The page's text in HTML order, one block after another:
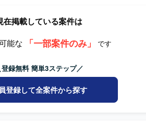
。 【開発環境】 Javaおよび
サービス開発を中心とした環境となります。
データベースを活用し、Gitでソースコード管
す。
と品質向上に貢献していただきます。 【求
案を主体的に行える方、関係者と円滑にコミ
がら開発を推進できる方を求めております。
力だけでなく要件定義力や不具合対応力な
力を高めることができます。案件の中心的な
進めていただけます。 【開発環境】
語およびSpringBootを用いたアプリケーショ
在掲載している案件は
能な
「一部案件のみ」 です
登録無料 簡単3ステップ／
登録して全案件から探す